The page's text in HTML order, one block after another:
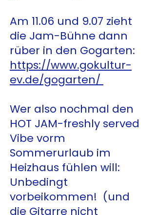
Am 11.06 und 9.07 zieht
die Jam-Bühne dann
rüber in den Gogarten:
https://www.gokultur-
ev.de/gogarten/
Wer also nochmal den
HOT JAM-freshly served
Vibe vorm
Sommerurlaub im
Heizhaus fühlen will:
Unbedingt
vorbeikommen! (und
die Gitarre nicht